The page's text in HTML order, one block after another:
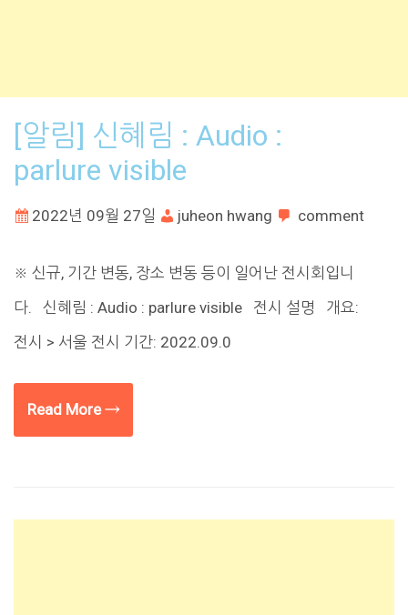
[알림] 신혜림 : Audio :
parlure visible
2022년 09월 27일 juheon hwang comment
※ 신규, 기간 변동, 장소 변동 등이 일어난 전시회입니
다. 신혜림 : Audio : parlure visible 전시 설명 개요:
전시 > 서울 전시 기간: 2022.09.0
Read More →